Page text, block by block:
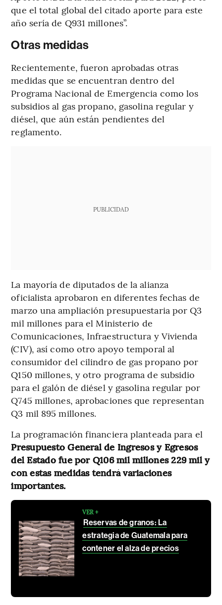
que el total global del citado aporte para este
año sería de Q931 millones”.
Otras medidas
Recientemente, fueron aprobadas otras
medidas que se encuentran dentro del
Programa Nacional de Emergencia como los
subsidios al gas propano, gasolina regular y
diésel, que aún están pendientes del
reglamento.
PUBLICIDAD
La mayoría de diputados de la alianza
oficialista aprobaron en diferentes fechas de
marzo una ampliación presupuestaria por Q3
mil millones para el Ministerio de
Comunicaciones, Infraestructura y Vivienda
(CIV), así como otro apoyo temporal al
consumidor del cilindro de gas propano por
Q150 millones, y otro programa de subsidio
para el galón de diésel y gasolina regular por
Q745 millones, aprobaciones que representan
Q3 mil 895 millones.
La programación financiera planteada para el
Presupuesto General de Ingresos y Egresos
del Estado fue por Q106 mil millones 229 mil y
con estas medidas tendrá variaciones
importantes.
VER +
Reservas de granos: La
estrategia de Guatemala para
contener el alza de precios